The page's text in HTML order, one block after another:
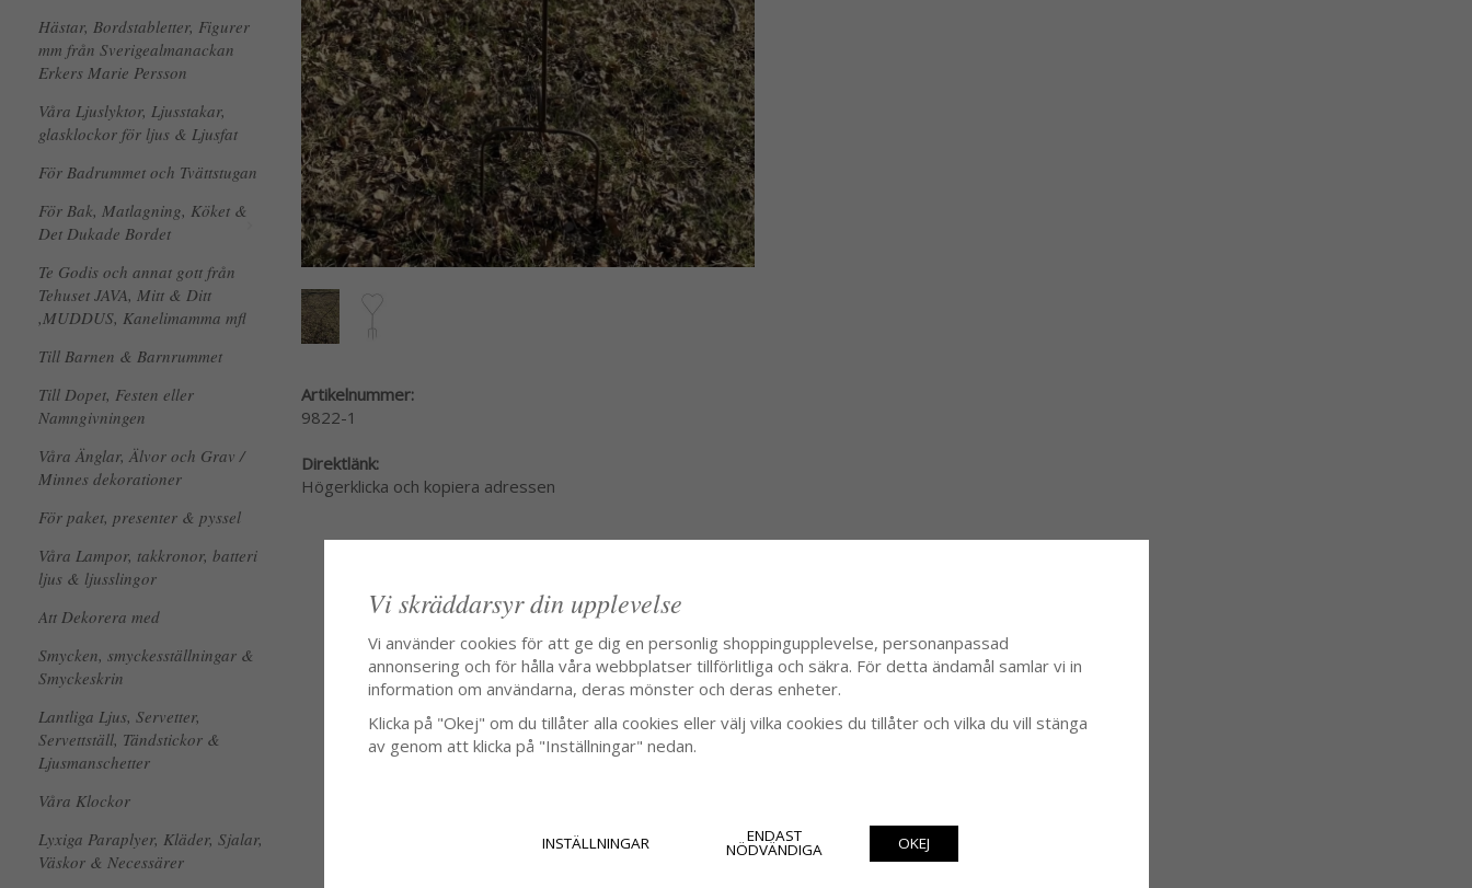
Hästar, Bordstabletter, Figurer
mm från Sverigealmanackan
Erkers Marie Persson
Våra Ljuslyktor, Ljusstakar,
glasklockor för ljus & Ljusfat
För Badrummet och Tvättstugan
För Bak, Matlagning, Köket &
Det Dukade Bordet
Te Godis och annat gott från
Tehuset JAVA, Mitt & Ditt
,MUDDUS, Kanelimamma mfl
Till Barnen & Barnrummet
Till Dopet, Festen eller
Namngivningen
Våra Änglar, Älvor och Grav /
Minnes dekorationer
För paket, presenter & pyssel
Våra Lampor, takkronor, batteri
ljus & ljusslingor
Att Dekorera med
Smycken, smyckesställningar &
Smyckeskrin
Lantliga Ljus, Servetter,
Servettställ, Tändstickor &
Ljusmanschetter
Våra Klockor
Lyxiga Paraplyer, Kläder, Sjalar,
Väskor & Necessärer
Artikelnummer:
9822-1
Direktlänk:
Högerklicka och kopiera adressen
Vi skräddarsyr din upplevelse
Vi använder cookies för att ge dig en personlig shoppingupplevelse, personanpassad
annonsering och för hålla våra webbplatser tillförlitliga och säkra. För detta ändamål samlar vi in
information om användarna, deras mönster och deras enheter.
Klicka på "Okej" om du tillåter alla cookies eller välj vilka cookies du tillåter och vilka du vill stänga
av genom att klicka på "Inställningar" nedan.
INSTÄLLNINGAR ENDAST
NÖDVÄNDIGA OKEJ